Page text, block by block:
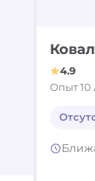
4.9
Опыт 10